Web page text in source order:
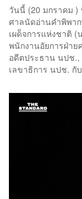
วันนี้ (20 มกราคม
ศาลนัดอ่านคำพิพา
เผด็จการแห่งชาติ (
พนักงานอัยการฝ่าย
อดีตประธาน นปช
เลขาธิการ นปช. กั